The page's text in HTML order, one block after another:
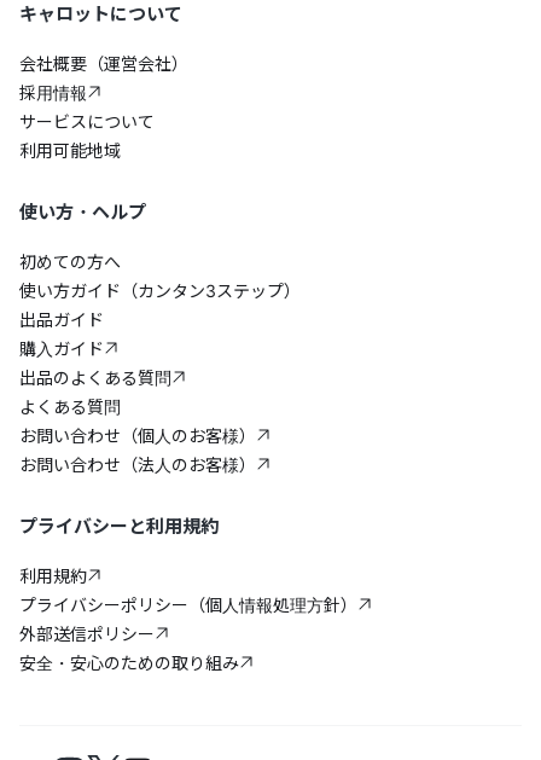
キャロットについて
会社概要（運営会社）
採用情報
サービスについて
利用可能地域
使い方・ヘルプ
初めての方へ
使い方ガイド（カンタン3ステップ）
出品ガイド
購入ガイド
出品のよくある質問
よくある質問
お問い合わせ（個人のお客様）
お問い合わせ（法人のお客様）
プライバシーと利用規約
利用規約
プライバシーポリシー（個人情報処理方針）
外部送信ポリシー
安全・安心のための取り組み